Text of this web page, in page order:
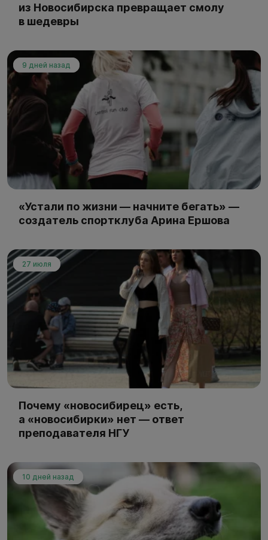
из Новосибирска превращает смолу
в шедевры
9 дней назад
«Устали по жизни — начните бегать» —
создатель спортклуба Арина Ершова
27 июля
Почему «новосибирец» есть,
а «новосибирки» нет — ответ
преподавателя НГУ
10 дней назад